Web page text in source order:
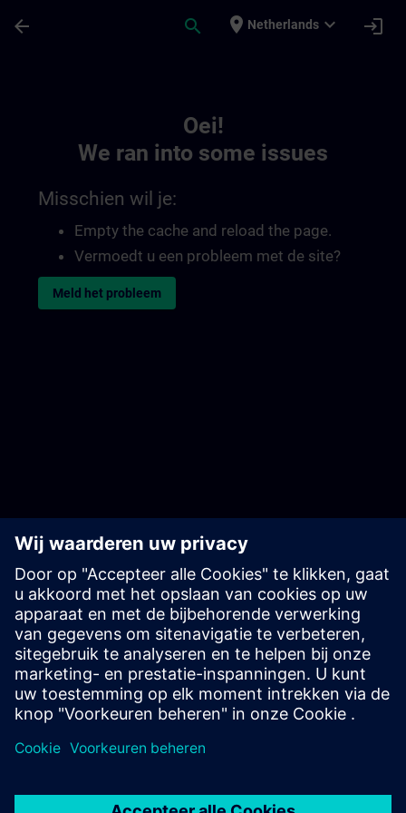
arrow_back search place Netherlands expand_more login
Oei!
We ran into some issues
Misschien wil je:
Empty the cache and reload the page.
Vermoedt u een probleem met de site?
Meld het probleem